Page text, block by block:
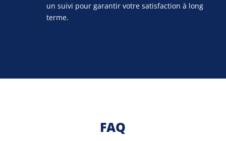
un suivi pour garantir votre satisfaction à long
terme.
FAQ